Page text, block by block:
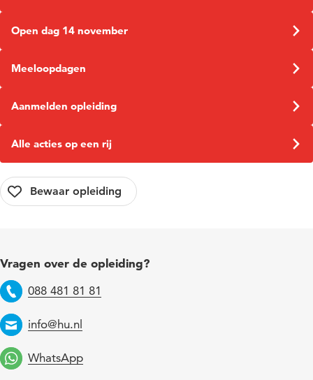
Open dag 14 november
Meeloopdagen
Aanmelden opleiding
Alle acties op een rij
Vragen over de opleiding?
Telefoon
088 481 81 81
Email
info@hu.nl
WhatsApp